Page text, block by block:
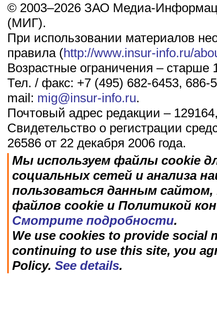
© 2003–2026 ЗАО Медиа-
(МИГ).
При использовании материалов
правила (http://www.insur-info.ru/
Возрастные ограничения – старше
Тел. / факс: +7 (495) 682-6453, 686-
mail: mig@insur-info.ru.
Почтовый адрес редакции –
Свидетельство о регистрации
26586 от 22 декабря 2006 года.
Мы используем файлы cookie
социальных сетей и анализа
пользоваться данным
файлов cookie и Политикой
Смотрите подробности.
We use cookies to provide social
continuing to use this site, you
Policy. See details.